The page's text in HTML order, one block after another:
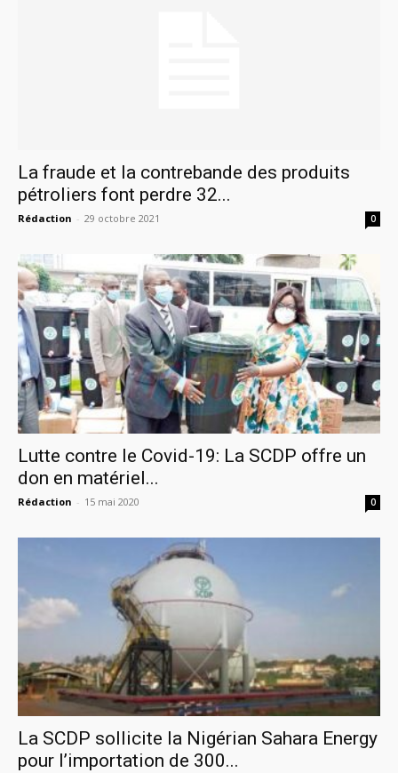
La fraude et la contrebande des produits
pétroliers font perdre 32...
Rédaction - 29 octobre 2021 0
Lutte contre le Covid-19: La SCDP offre un
don en matériel...
Rédaction - 15 mai 2020 0
La SCDP sollicite la Nigérian Sahara Energy
pour l’importation de 300...